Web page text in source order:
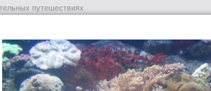
путешествиях
поиск отелей авиабилеты